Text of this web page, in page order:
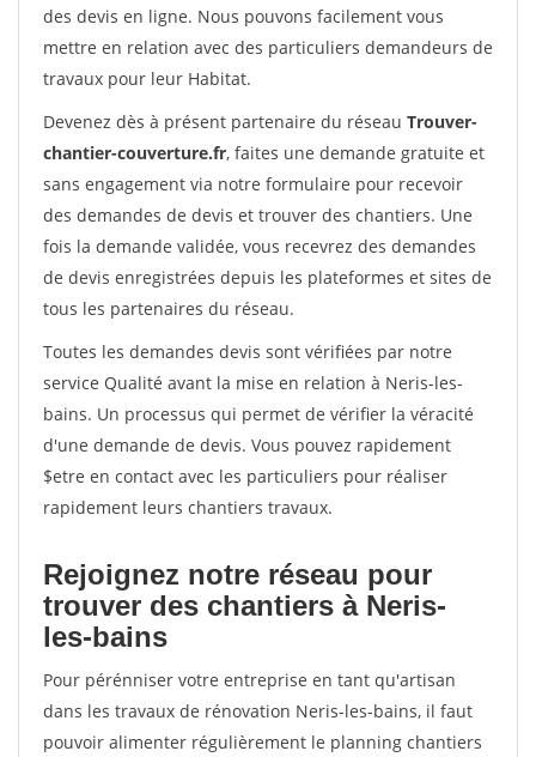
des devis en ligne. Nous pouvons facilement vous
mettre en relation avec des particuliers demandeurs de
travaux pour leur Habitat.
Devenez dès à présent partenaire du réseau Trouver-
chantier-couverture.fr, faites une demande gratuite et
sans engagement via notre formulaire pour recevoir
des demandes de devis et trouver des chantiers. Une
fois la demande validée, vous recevrez des demandes
de devis enregistrées depuis les plateformes et sites de
tous les partenaires du réseau.
Toutes les demandes devis sont vérifiées par notre
service Qualité avant la mise en relation à Neris-les-
bains. Un processus qui permet de vérifier la véracité
d'une demande de devis. Vous pouvez rapidement
$etre en contact avec les particuliers pour réaliser
rapidement leurs chantiers travaux.
Rejoignez notre réseau pour
trouver des chantiers à Neris-
les-bains
Pour pérénniser votre entreprise en tant qu'artisan
dans les travaux de rénovation Neris-les-bains, il faut
pouvoir alimenter régulièrement le planning chantiers